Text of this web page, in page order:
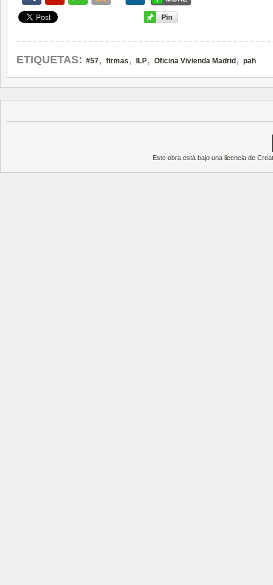
ETIQUETAS: #57, firmas , ILP, Oficina Vivienda Madrid , pah
Este obra está bajo una licencia de